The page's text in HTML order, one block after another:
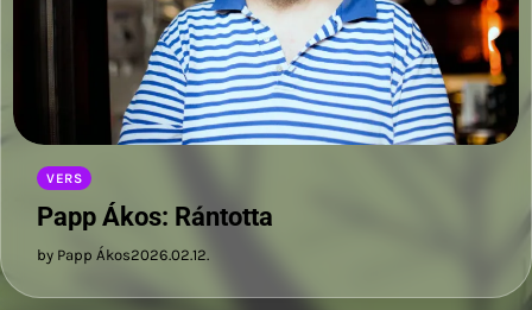
VERS
Papp Ákos: Rántotta
by Papp Ákos2026.02.12.